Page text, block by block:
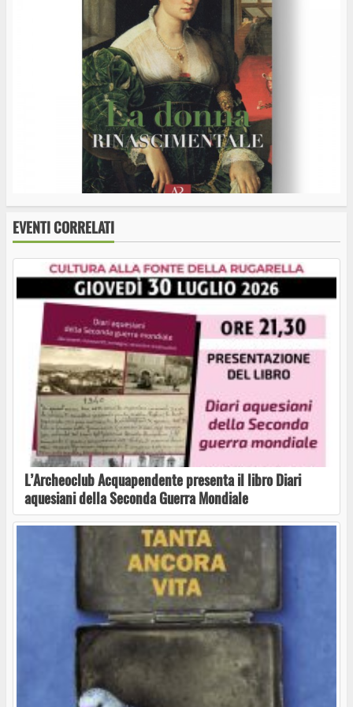
EVENTI CORRELATI
L’Archeoclub Acquapendente presenta il libro Diari
aquesiani della Seconda Guerra Mondiale
“Manifesto” torna a Capodimonte: incontro
sull’intelligenza artificiale con Federico
Meschini
Capodimonte, domenica nuovo appuntamento
con “MNAI DIRE MAI”